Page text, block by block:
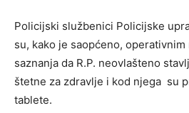
Policijski službenici Policijske
su, kako je saopćeno,
saznanja da R.P. neovlašteno
štetne za zdravlje i kod njega su
tablete.